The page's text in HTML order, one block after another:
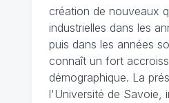
création de nouveaux
industrielles dans les
puis dans les années
connaît un fort
démographique. La
l'Université de Savoie,